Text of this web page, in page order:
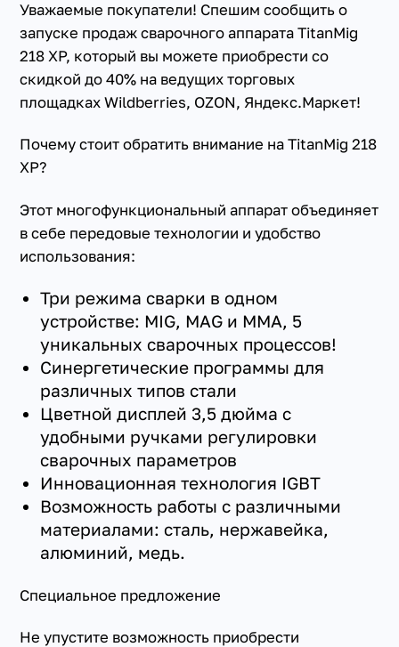
Уважаемые покупатели! Спешим сообщить о
запуске продаж сварочного аппарата TitanMig
218 XP, который вы можете приобрести со
скидкой до 40% на ведущих торговых
площадках Wildberries, OZON, Яндекс.Маркет!
Почему стоит обратить внимание на TitanMig 218
XP?
Этот многофункциональный аппарат объединяет
в себе передовые технологии и удобство
использования:
Три режима сварки в одном
устройстве: MIG, MAG и MMA, 5
уникальных сварочных процессов!
Синергетические программы для
различных типов стали
Цветной дисплей 3,5 дюйма с
удобными ручками регулировки
сварочных параметров
Инновационная технология IGBT
Возможность работы с различными
материалами: сталь, нержавейка,
алюминий, медь.
Специальное предложение
Не упустите возможность приобрести